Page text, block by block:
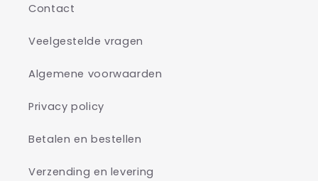
Contact
Veelgestelde vragen
Algemene voorwaarden
Privacy policy
Betalen en bestellen
Verzending en levering